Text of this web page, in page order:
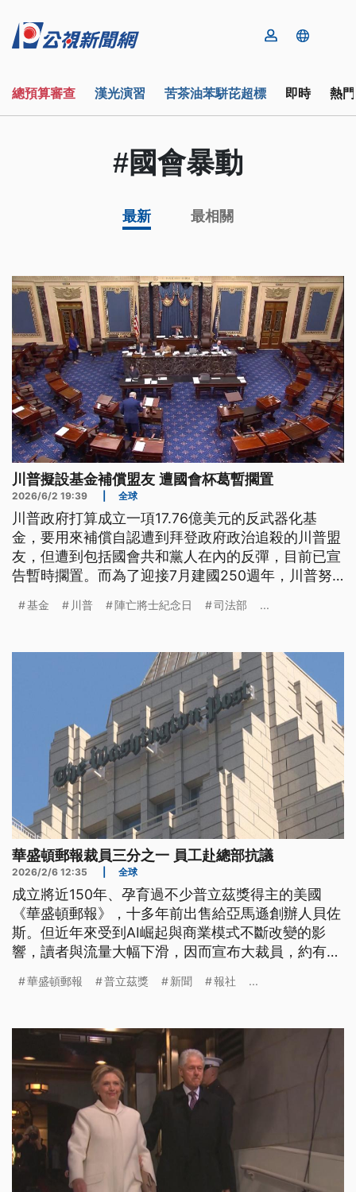
總預算審查 漢光演習 苦茶油苯駢芘超標 即時 熱
#國會暴動
最新 最相關
川普擬設基金補償盟友 遭國會杯葛暫擱置
2026/6/2 19:39 全球
川普政府打算成立一項17.76億美元的反武器化基
金，要用來補償自認遭到拜登政府政治追殺的川普盟
友，但遭到包括國會共和黨人在內的反彈，目前已宣
告暫時擱置。而為了迎接7月建國250週年，川普努
基金 川普 陣亡將士紀念日 司法部 ...
華盛頓郵報裁員三分之一 員工赴總部抗議
2026/2/6 12:35 全球
成立將近150年、孕育過不少普立茲獎得主的美國
《華盛頓郵報》，十多年前出售給亞馬遜創辦人貝佐
斯。但近年來受到AI崛起與商業模式不斷改變的影
響，讀者與流量大幅下滑，因而宣布大裁員，約有三
評專欄與專門報導國際新聞的幾個海外分社。
華盛頓郵報 普立茲獎 新聞 報社 ...